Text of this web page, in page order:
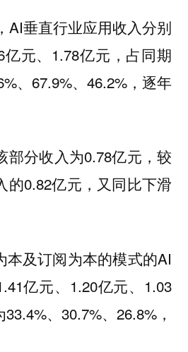
AI垂直行业应用收入分别
亿元、1.78亿元，占同期
、67.9%、46.2%，逐年
部分收入为0.78亿元，较
的0.82亿元，又同比下滑
本及订阅为本的模式的AI
亿元、1.20亿元、1.03
、30.7%、26.8%，